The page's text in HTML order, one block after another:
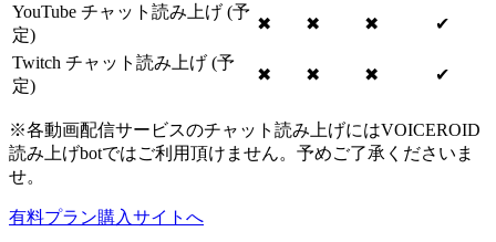
YouTube チャット読み上げ (予
定)
✖ ✖ ✖ ✔
Twitch チャット読み上げ (予
定)
✖ ✖ ✖ ✔
※各動画配信サービスのチャット読み上げにはVOICEROID
読み上げbotではご利用頂けません。予めご了承くださいま
せ。
有料プラン購入サイトへ